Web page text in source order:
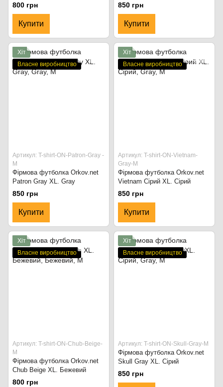
800 грн
Купити
850 грн
Купити
Хіт
Власне виробництво
Артикул: T-shirt-ON-Patron-Gray -
M
Фірмова футболка Orkov.net
Patron Gray XL. Gray
850 грн
Купити
Хіт
Власне виробництво
Артикул: T-shirt-ON-Vietnam-
Gray-M
Фірмова футболка Orkov.net
Vietnam Сірий XL. Сірий
850 грн
Купити
Хіт
Власне виробництво
Артикул: T-shirt-ON-Chub-Beige-
M
Фірмова футболка Orkov.net
Chub Beige XL. Бежевий
800 грн
Хіт
Власне виробництво
Артикул: T-shirt-ON-Skull-Gray-M
Фірмова футболка Orkov.net
Skull Gray XL. Сірий
850 грн